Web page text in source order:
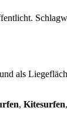
als
, Kitesurfen,